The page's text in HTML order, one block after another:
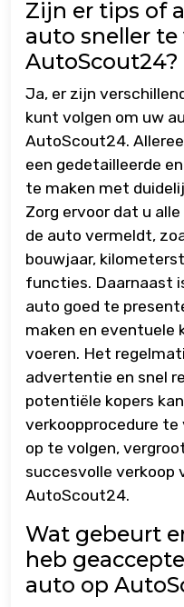
Zijn er tips of
auto sneller te
AutoScout24?
Ja, er zijn
kunt volgen om uw
AutoScout24.
een gedetailleerde
te maken met
Zorg ervoor dat u
de auto vermeldt,
bouwjaar,
functies. Daarnaast
auto goed te
maken en eventuele
voeren. Het
advertentie en snel
potentiële kopers
verkoopprocedure te
op te volgen,
succesvolle verkoop
AutoScout24.
Wat gebeurt
heb
auto op